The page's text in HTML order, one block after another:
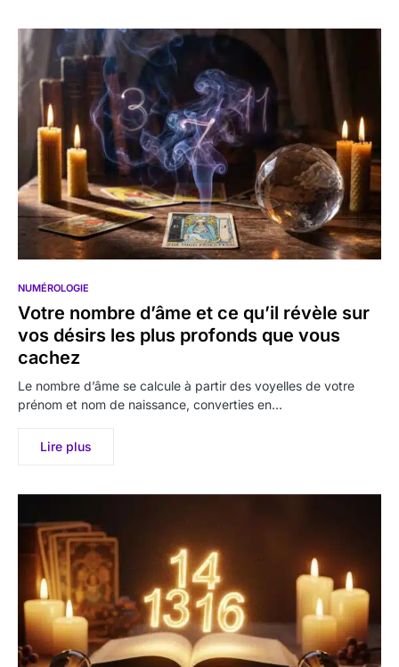
NUMÉROLOGIE
Votre nombre d’âme et ce qu’il révèle sur
vos désirs les plus profonds que vous
cachez
Le nombre d’âme se calcule à partir des voyelles de votre
prénom et nom de naissance, converties en…
Lire plus